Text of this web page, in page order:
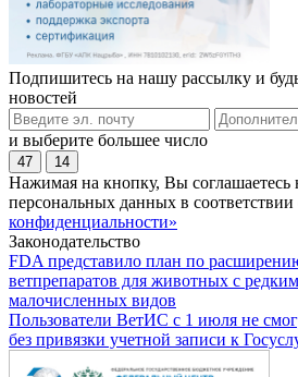
Подпишитесь на нашу рассылку и
новостей
и выберите большее число
47 14
Нажимая на кнопку, Вы соглашаетесь
персональных данных в соответствии
конфиденциальности»
Законодательство
FDA представило план по
ветпрепаратов для животных с
малочисленных видов
Пользователи ВетИС с 1 июля не
без привязки учетной записи к